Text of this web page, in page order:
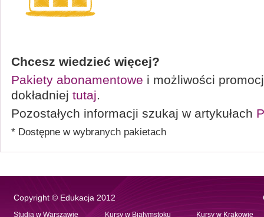
Chcesz wiedzieć więcej?
Pakiety abonamentowe i możliwości
dokładniej tutaj.
Pozostałych informacji szukaj w artykułach
* Dostępne w wybranych pakietach
Copyright © Edukacja 2012
Studia w Warszawie Kursy w Białymstoku Kursy w Krakowie